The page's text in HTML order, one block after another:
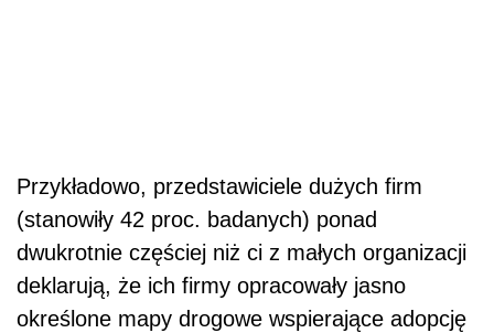
Przykładowo, przedstawiciele dużych firm
(stanowiły 42 proc. badanych) ponad
dwukrotnie częściej niż ci z małych organizacji
deklarują, że ich firmy opracowały jasno
określone mapy drogowe wspierające adopcję